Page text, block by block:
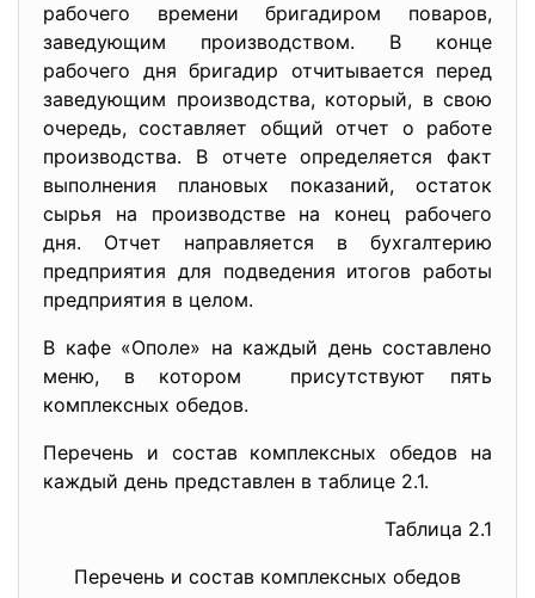
рабочего времени бригадиром поваров,
заведующим производством. В конце
рабочего дня бригадир отчитывается перед
заведующим производства, который, в свою
очередь, составляет общий отчет о работе
производства. В отчете определяется факт
выполнения плановых показаний, остаток
сырья на производстве на конец рабочего
дня. Отчет направляется в бухгалтерию
предприятия для подведения итогов работы
предприятия в целом.
В кафе «Ополе» на каждый день составлено
меню, в котором присутствуют пять
комплексных обедов.
Перечень и состав комплексных обедов на
каждый день представлен в таблице 2.1.
Таблица 2.1
Перечень и состав комплексных обедов